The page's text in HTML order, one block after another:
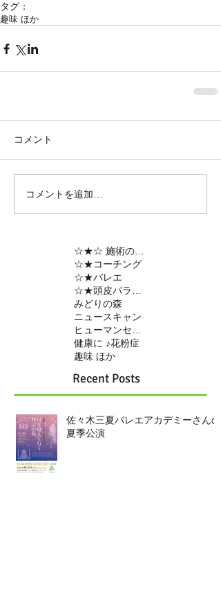
タグ：
趣味 ほか
コメント
コメントを追加…
☆★コーチング
☆★バレエ
みどりの森
ニュースキャン
健康に ♪花粉症
趣味 ほか
Recent Posts
佐々木三夏バレエアカデミーさんの
夏季公演